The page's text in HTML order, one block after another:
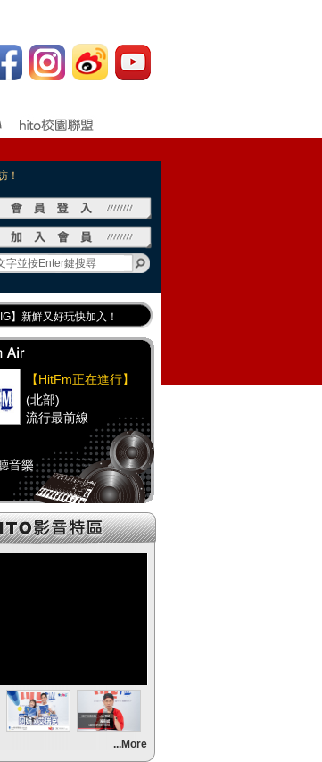
！
】新鮮又好玩快加入！
臉書粉絲團】等你加入！
薦》好音樂千萬別錯過！
優惠訊息都在這！
【HitFm正在進行】
(北部)
流行最前線
音樂
【HitFm正在進行】
(中部)
(南部)
流行最前線
...More